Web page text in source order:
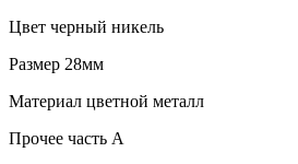
Цвет черный никель
Размер 28мм
Материал цветной металл
Прочее часть A